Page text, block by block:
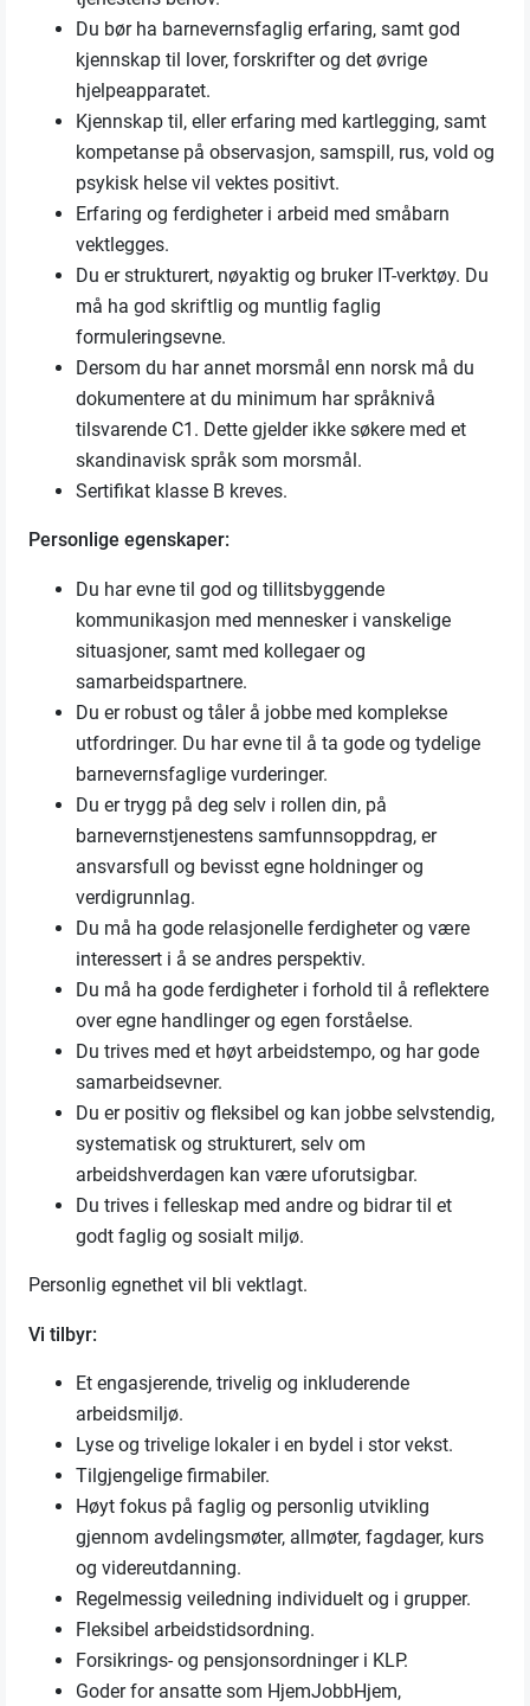
Du bør ha barnevernsfaglig erfaring, samt god
kjennskap til lover, forskrifter og det øvrige
hjelpeapparatet.
Kjennskap til, eller erfaring med kartlegging, samt
kompetanse på observasjon, samspill, rus, vold og
psykisk helse vil vektes positivt.
Erfaring og ferdigheter i arbeid med småbarn
vektlegges.
Du er strukturert, nøyaktig og bruker IT-verktøy. Du
må ha god skriftlig og muntlig faglig
formuleringsevne.
Dersom du har annet morsmål enn norsk må du
dokumentere at du minimum har språknivå
tilsvarende C1. Dette gjelder ikke søkere med et
skandinavisk språk som morsmål.
Sertifikat klasse B kreves.
Personlige egenskaper:
Du har evne til god og tillitsbyggende
kommunikasjon med mennesker i vanskelige
situasjoner, samt med kollegaer og
samarbeidspartnere.
Du er robust og tåler å jobbe med komplekse
utfordringer. Du har evne til å ta gode og tydelige
barnevernsfaglige vurderinger.
Du er trygg på deg selv i rollen din, på
barnevernstjenestens samfunnsoppdrag, er
ansvarsfull og bevisst egne holdninger og
verdigrunnlag.
Du må ha gode relasjonelle ferdigheter og være
interessert i å se andres perspektiv.
Du må ha gode ferdigheter i forhold til å reflektere
over egne handlinger og egen forståelse.
Du trives med et høyt arbeidstempo, og har gode
samarbeidsevner.
Du er positiv og fleksibel og kan jobbe selvstendig,
systematisk og strukturert, selv om
arbeidshverdagen kan være uforutsigbar.
Du trives i felleskap med andre og bidrar til et
godt faglig og sosialt miljø.
Personlig egnethet vil bli vektlagt.
Vi tilbyr:
Et engasjerende, trivelig og inkluderende
arbeidsmiljø.
Lyse og trivelige lokaler i en bydel i stor vekst.
Tilgjengelige firmabiler.
Høyt fokus på faglig og personlig utvikling
gjennom avdelingsmøter, allmøter, fagdager, kurs
og videreutdanning.
Regelmessig veiledning individuelt og i grupper.
Fleksibel arbeidstidsordning.
Forsikrings- og pensjonsordninger i KLP.
Goder for ansatte som HjemJobbHjem,